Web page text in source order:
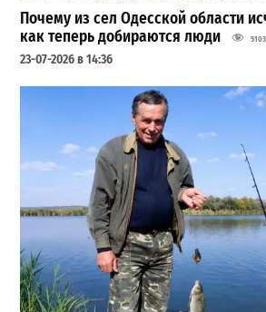
Почему из сел Одесской области
как теперь добираются люди
5103
23-07-2026 в 14:36